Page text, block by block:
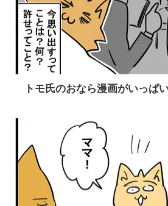
トモ氏のおなら漫画がいっぱ